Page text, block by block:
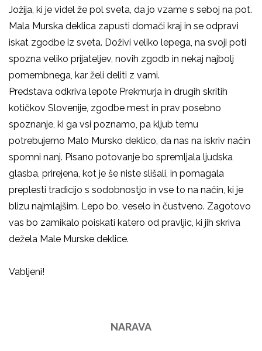
Jožija, ki je videl že pol sveta, da jo vzame s seboj na pot.
Mala Murska deklica zapusti domači kraj in se odpravi
iskat zgodbe iz sveta. Doživi veliko lepega, na svoji poti
spozna veliko prijateljev, novih zgodb in nekaj najbolj
pomembnega, kar želi deliti z vami.
Predstava odkriva lepote Prekmurja in drugih skritih
kotičkov Slovenije, zgodbe mest in prav posebno
spoznanje, ki ga vsi poznamo, pa kljub temu
potrebujemo Malo Mursko deklico, da nas na iskriv način
spomni nanj. Pisano potovanje bo spremljala ljudska
glasba, prirejena, kot je še niste slišali, in pomagala
preplesti tradicijo s sodobnostjo in vse to na način, ki je
blizu najmlajšim. Lepo bo, veselo in čustveno. Zagotovo
vas bo zamikalo poiskati katero od pravljic, ki jih skriva
dežela Male Murske deklice.
Vabljeni!
NARAVA